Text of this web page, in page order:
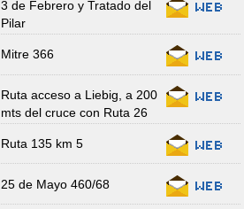
3 de Febrero y Tratado del
Pilar
Mitre 366
Ruta acceso a Liebig, a 200
mts del cruce con Ruta 26
Ruta 135 km 5
25 de Mayo 460/68